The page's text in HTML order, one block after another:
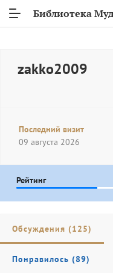
Библиотека
zakko2009
Последний визит
09 августа 2026
Рейтинг
Обсуждения (125)
Понравилось (89)